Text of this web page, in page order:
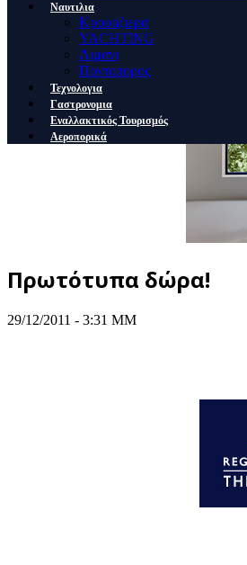
Ναυτιλια
Κρουαζιερα
YACHTING
Λιμανι
Ποντοπορος
Τεχνολογια
Γαστρονομια
Εναλλακτικός Τουρισμός
Αεροπορικά
Πρωτότυπα δώρα!
29/12/2011 - 3:31 ΜΜ